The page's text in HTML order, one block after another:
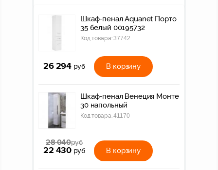
Шкаф-пенал Aquanet Порто
35 белый 00195732
Код товара:37742
26 294 руб В корзину
Шкаф-пенал Венеция Монте
30 напольный
Код товара:41170
28 040руб
22 430 руб В корзину